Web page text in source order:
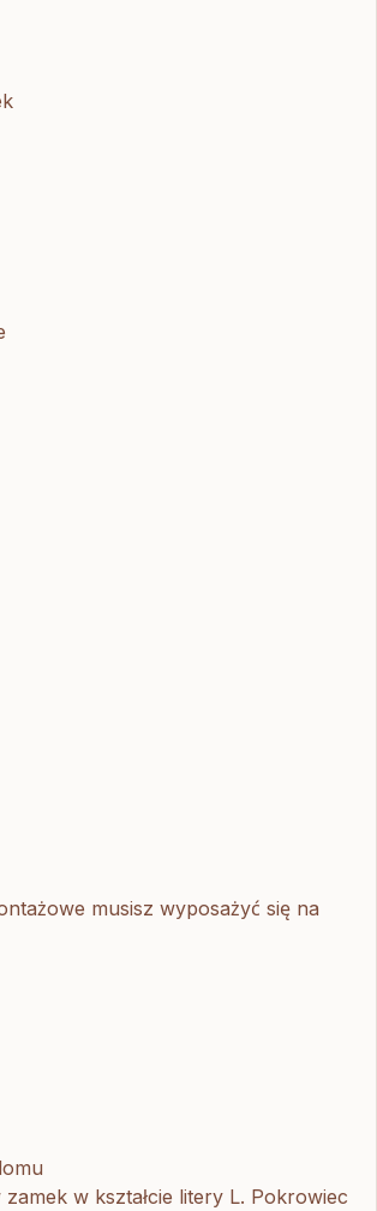
musisz wyposażyć się na
w kształcie litery L. Pokrowiec